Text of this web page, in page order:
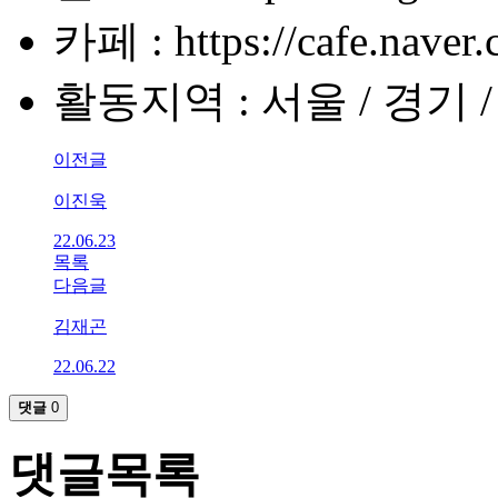
카페 : https://
활동지역 : 서울 / 경기
이전글
이진욱
22.06.23
목록
다음글
김재곤
22.06.22
댓글 0
댓글목록